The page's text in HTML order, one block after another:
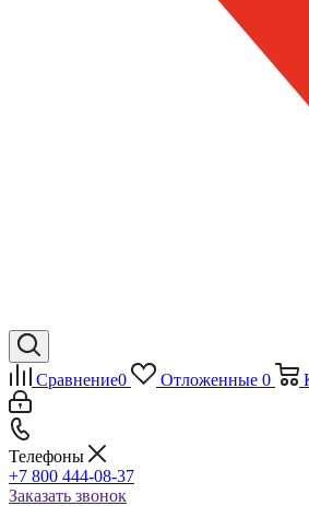
Сравнение0 Отложенные 0
Телефоны
+7 800 444-08-37
Заказать звонок